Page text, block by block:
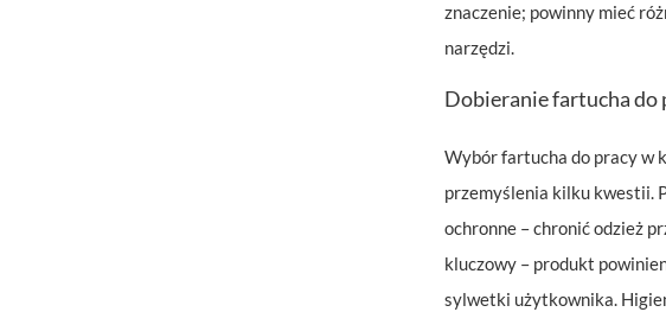
znaczenie; powinny mieć
narzędzi.
Dobieranie fartucha do
Wybór fartucha do pracy w
przemyślenia kilku kwestii.
ochronne – chronić odzież
kluczowy – produkt
sylwetki użytkownika.